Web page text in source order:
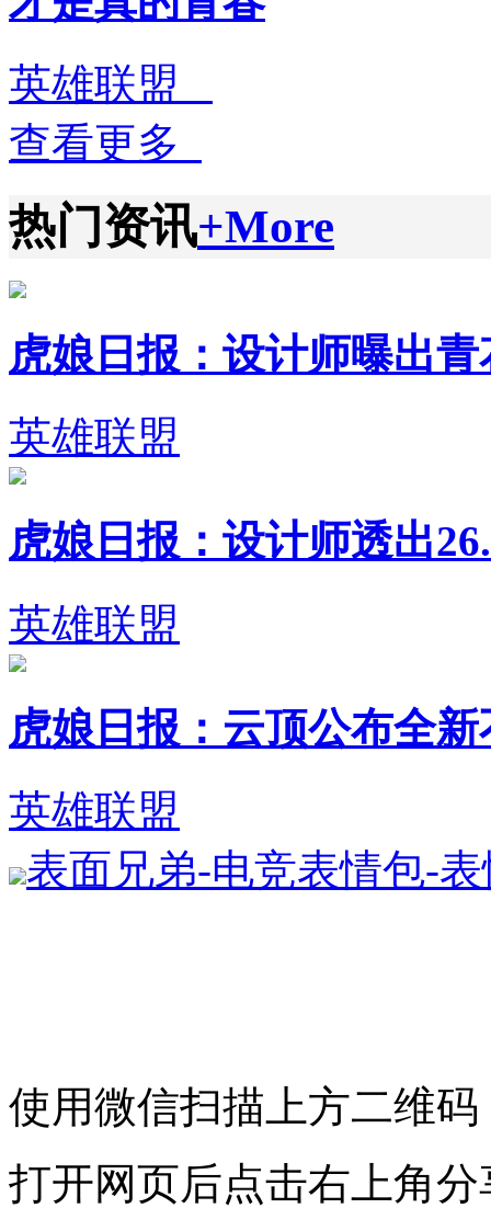
英雄联盟
查看更多
热门资讯+More
虎娘日报：设计师曝出
英雄联盟
虎娘日报：设计师透出
英雄联盟
虎娘日报：云顶公布全
英雄联盟
表面兄弟-电竞表情包-
使用微信扫描上方二维码
打开网页后点击右上角分